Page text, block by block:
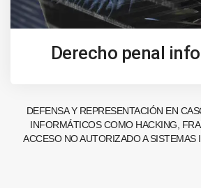
Derecho penal
DEFENSA Y REPRESENTACIÓN EN
INFORMÁTICOS COMO HACKING,
ACCESO NO AUTORIZADO A SISTEMAS